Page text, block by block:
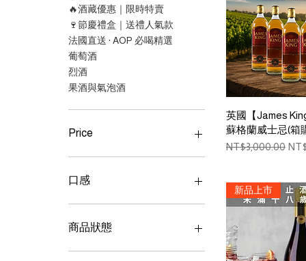
🔥酒藏優惠｜限時特賣
🍷節慶禮盒｜送禮人氣款
法國直送 · AOP 必喝精選
葡萄酒
烈酒
果酒與氣泡酒
Price
NT$80
口感
有氣泡
商品狀態
標損福利品
Quick
英國【James
蘇格蘭威士忌(箱
Regular Price
NT$3,000.00
新品上市